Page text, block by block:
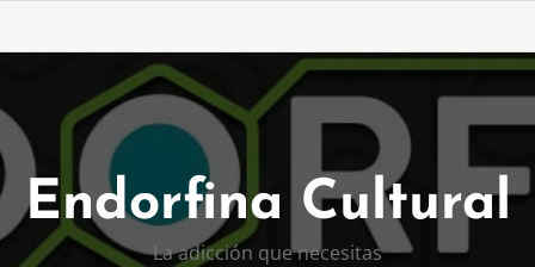
Endorfina Cultural
La adicción que necesitas